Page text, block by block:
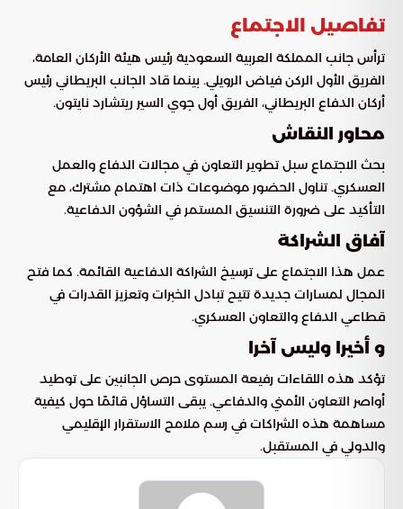
تفاصيل الاجتماع
ترأس جانب المملكة العربية السعودية رئيس هيئة الأركان العامة،
الفريق الأول الركن فياض الرويلي. بينما قاد الجانب البريطاني رئيس
أركان الدفاع البريطاني، الفريق أول جوي السير ريتشارد نايتون.
محاور النقاش
بحث الاجتماع سبل تطوير التعاون في مجالات الدفاع والعمل
العسكري. تناول الحضور موضوعات ذات اهتمام مشترك، مع
التأكيد على ضرورة التنسيق المستمر في الشؤون الدفاعية.
آفاق الشراكة
عمل هذا الاجتماع على ترسيخ الشراكة الدفاعية القائمة. كما فتح
المجال لمسارات جديدة تتيح تبادل الخبرات وتعزيز القدرات في
قطاعي الدفاع والتعاون العسكري.
و أخيرا وليس آخرا
تؤكد هذه اللقاءات رفيعة المستوى حرص الجانبين على توطيد
أواصر التعاون الأمني والدفاعي. يبقى التساؤل قائمًا حول كيفية
مساهمة هذه الشراكات في رسم ملامح الاستقرار الإقليمي
والدولي في المستقبل.